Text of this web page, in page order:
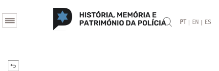
PT | EN | ES